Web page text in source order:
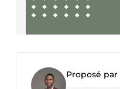
Proposé par